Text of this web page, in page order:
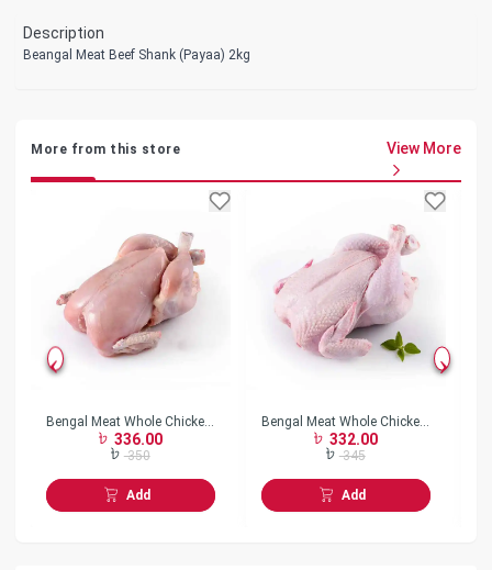
Description
Beangal Meat Beef Shank (Payaa) 2kg
More from this store View More
Bengal Meat Whole Chicken
Skin Less w/o Neck Frozen
336.00
350
Add
Bengal Meat Whole Chicken
Skin On w/o Neck Frozen
332.00
345
Add